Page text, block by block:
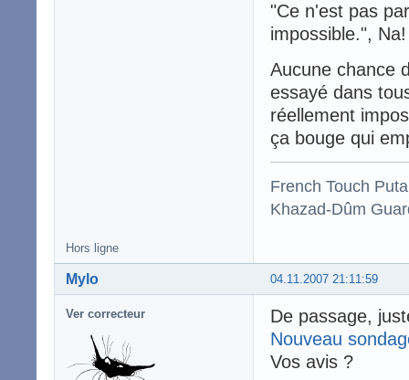
"Ce n'est pas
impossible.", Na!
Aucune chance
essayé dans
réellement
ça bouge qui
French Touch
Khazad-Dûm
Hors ligne
04.11.2007 21:11:59
Mylo
Ver correcteur
De passage,
Nouveau
Vos avis ?